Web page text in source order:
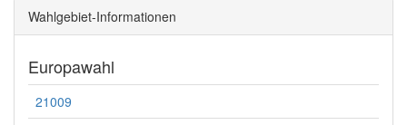
Wahlgebiet-Informationen
Europawahl
21009